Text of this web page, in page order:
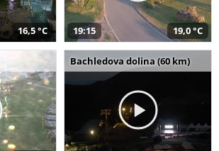
16,5 °C 19:15 19,0 °C
Bachledova dolina (60 km)